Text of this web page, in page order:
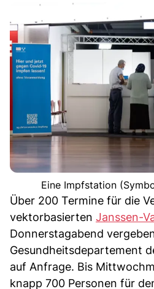
Eine Impfstation
Über 200 Termine für die
vektorbasierten Janssen-
Donnerstagabend
Gesundheitsdepartement
auf Anfrage. Bis
knapp 700 Personen für